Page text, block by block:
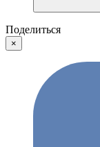
Поделиться
×